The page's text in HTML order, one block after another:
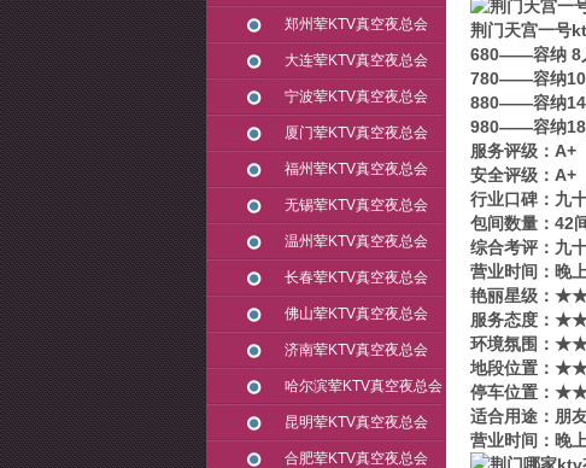
郑州荤KTV真空夜总会
大连荤KTV真空夜总会
宁波荤KTV真空夜总会
厦门荤KTV真空夜总会
福州荤KTV真空夜总会
无锡荤KTV真空夜总会
温州荤KTV真空夜总会
长春荤KTV真空夜总会
佛山荤KTV真空夜总会
济南荤KTV真空夜总会
哈尔滨荤KTV真空夜总会
昆明荤KTV真空夜总会
合肥荤KTV真空夜总会
荆门天宫一号
680——容纳 8
780——容纳10
880——容纳14
980——容纳18
服务评级：A+
安全评级：A+
行业口碑：九
包间数量：42
综合考评：九
营业时间：晚
艳丽星级​‌‌：
服务态度
环境氛围：
地段位置：
停车位置：
适合用途：朋
营业时间：晚